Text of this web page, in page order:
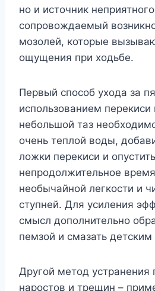
но и источник
сопровождаемый
мозолей, которые
ощущения при ходьбе.
Первый способ ухода за
использованием
небольшой таз
очень теплой воды,
ложки перекиси и
непродолжительное
необычайной легкости и
ступней. Для усиления
смысл дополнительно
пемзой и смазать
Другой метод устранения
наростов и трещин –